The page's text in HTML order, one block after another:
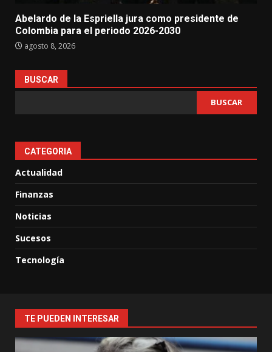
Abelardo de la Espriella jura como presidente de
Colombia para el periodo 2026-2030
agosto 8, 2026
BUSCAR
BUSCAR
CATEGORIA
Actualidad
Finanzas
Noticias
Sucesos
Tecnología
TE PUEDEN INTERESAR